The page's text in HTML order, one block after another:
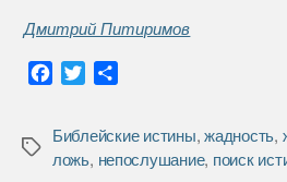
Дмитрий Питиримов
e
b
t
t
р
а
Метки
Библейские истины,жадность,
ложь, непослушание, поиск